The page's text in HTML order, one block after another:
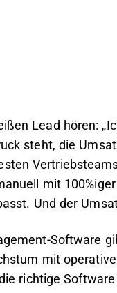
Lead hören:
steht, die
mit
Und der
Software
mit
richtige